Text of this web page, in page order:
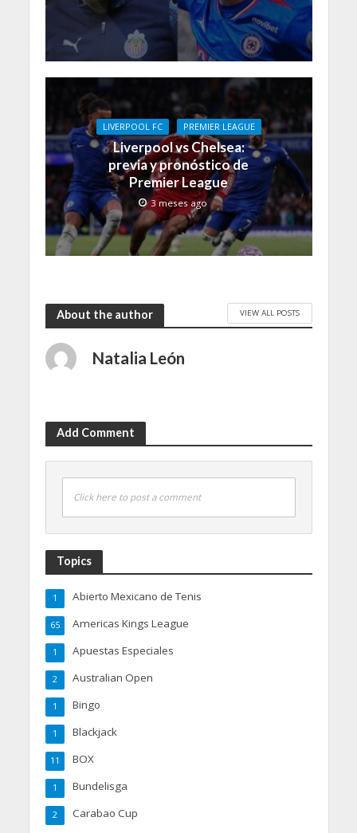
LIVERPOOL FC PREMIER LEAGUE
Liverpool vs Chelsea:
previa y pronóstico de
Premier League
3 meses ago
About the author VIEW ALL POSTS
Natalia León
Add Comment
Click here to post a comment
Topics
Abierto Mexicano de Tenis
1
Americas Kings League
65
Apuestas Especiales
1
Australian Open
2
Bingo
1
Blackjack
1
BOX
11
Bundelisga
1
Carabao Cup
2